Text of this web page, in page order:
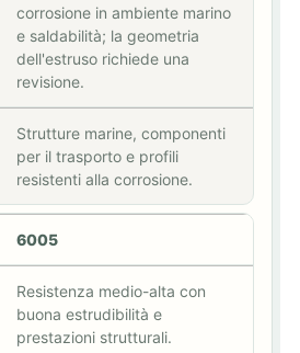
corrosione in ambiente marino
e saldabilità; la geometria
dell'estruso richiede una
revisione.
Strutture marine, componenti
per il trasporto e profili
resistenti alla corrosione.
6005
Resistenza medio-alta con
buona estrudibilità e
prestazioni strutturali.